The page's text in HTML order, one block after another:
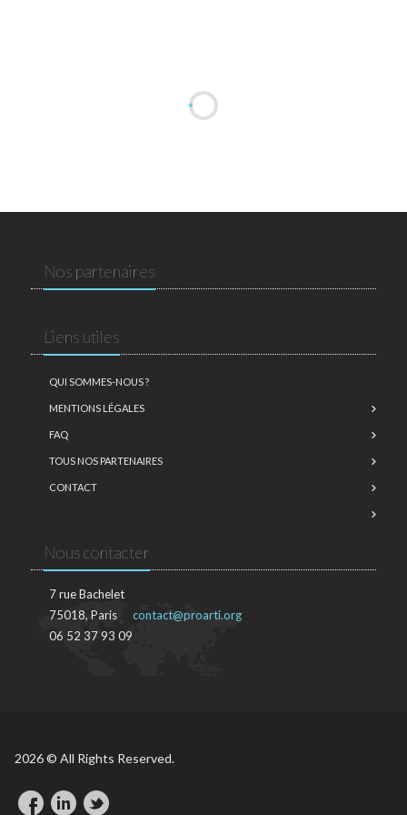
Nos partenaires
Liens utiles
QUI SOMMES-NOUS ?
MENTIONS LÉGALES
FAQ
TOUS NOS PARTENAIRES
CONTACT
Nous contacter
7 rue Bachelet
75018, Paris
06 52 37 93 09
contact@proarti.org
2026 © All Rights Reserved.